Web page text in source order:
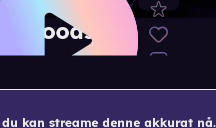
Woods
kan streame denne akkurat nå.